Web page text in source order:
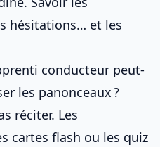
hésitations… et les
conducteur peut-
les panonceaux ?
réciter. Les
cartes flash ou les quiz